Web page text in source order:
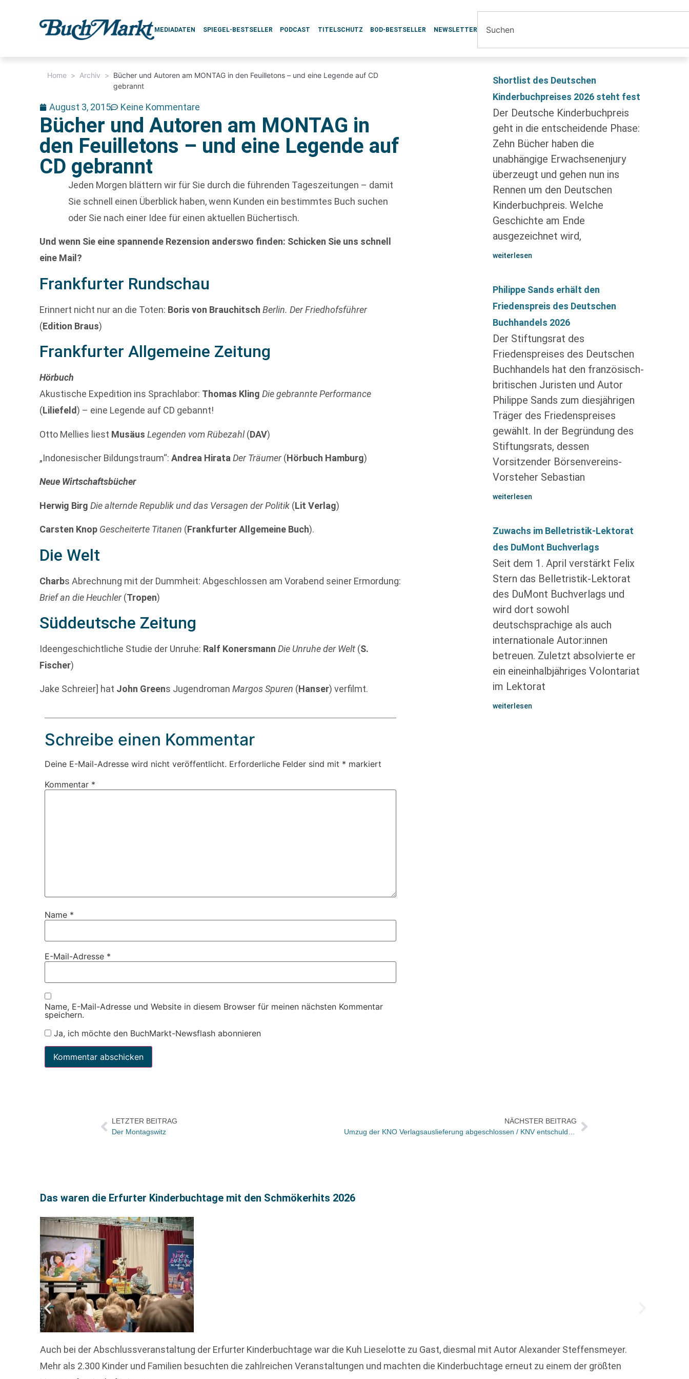
MEDIADATEN SPIEGEL-BESTSELLER PODCAST TITELSCHUTZ BOD-BESTSELLER NEWSLETTER
Home > Archiv > Bücher und Autoren am MONTAG in den Feuilletons – und eine Legende auf CD
gebrannt
August 3, 2015 Keine Kommentare
Bücher und Autoren am MONTAG in
den Feuilletons – und eine Legende auf
CD gebrannt
Jeden Morgen blättern wir für Sie durch die führenden Tageszeitungen – damit
Sie schnell einen Überblick haben, wenn Kunden ein bestimmtes Buch suchen
oder Sie nach einer Idee für einen aktuellen Büchertisch.
Und wenn Sie eine spannende Rezension anderswo finden: Schicken Sie uns schnell
eine Mail?
Frankfurter Rundschau
Erinnert nicht nur an die Toten: Boris von Brauchitsch Berlin. Der Friedhofsführer
(Edition Braus)
Frankfurter Allgemeine Zeitung
Hörbuch
Akustische Expedition ins Sprachlabor: Thomas Kling Die gebrannte Performance
(Liliefeld) – eine Legende auf CD gebannt!
Otto Mellies liest Musäus Legenden vom Rübezahl(DAV)
„Indonesischer Bildungstraum“:Andrea Hirata Der Träumer(Hörbuch Hamburg)
Neue Wirtschaftsbücher
Herwig Birg Die alternde Republik und das Versagen der Politik (Lit Verlag)
Carsten Knop Gescheiterte Titanen (Frankfurter Allgemeine Buch).
Die Welt
Charbs Abrechnung mit der Dummheit: Abgeschlossen am Vorabend seiner Ermordung:
Brief an die Heuchler(Tropen)
Süddeutsche Zeitung
Ideengeschichtliche Studie der Unruhe: Ralf Konersmann Die Unruhe der Welt (S.
Fischer)
Jake Schreier] hat John Greens JugendromanMargos Spuren (Hanser) verfilmt.
Schreibe einen Kommentar
Deine E-Mail-Adresse wird nicht veröffentlicht. Erforderliche Felder sind mit * markiert
Kommentar *
Name *
E-Mail-Adresse *
Name, E-Mail-Adresse und Website in diesem Browser für meinen nächsten Kommentar
speichern.
Ja, ich möchte den BuchMarkt-Newsflash abonnieren
Shortlist des Deutschen
Kinderbuchpreises 2026 steht fest
Der Deutsche Kinderbuchpreis
geht in die entscheidende Phase:
Zehn Bücher haben die
unabhängige Erwachsenenjury
überzeugt und gehen nun ins
Rennen um den Deutschen
Kinderbuchpreis. Welche
Geschichte am Ende
ausgezeichnet wird,
weiterlesen
Philippe Sands erhält den
Friedenspreis des Deutschen
Buchhandels 2026
Der Stiftungsrat des
Friedenspreises des Deutschen
Buchhandels hat den französisch-
britischen Juristen und Autor
Philippe Sands zum diesjährigen
Träger des Friedenspreises
gewählt. In der Begründung des
Stiftungsrats, dessen
Vorsitzender Börsenvereins-
Vorsteher Sebastian
weiterlesen
Zuwachs im Belletristik-Lektorat
des DuMont Buchverlags
Seit dem 1. April verstärkt Felix
Stern das Belletristik-Lektorat
des DuMont Buchverlags und
wird dort sowohl
deutschsprachige als auch
internationale Autor:innen
betreuen. Zuletzt absolvierte er
ein eineinhalbjähriges Volontariat
im Lektorat
weiterlesen
LETZTER BEITRAG
Der Montagswitz
NÄCHSTER BEITRAG
Umzug der KNO Verlagsauslieferung abgeschlossen / KNV entschuldigt sich für „massive Verspätungen“
Das waren die Erfurter Kinderbuchtage mit den Schmökerhits 2026
Auch bei der Abschlussveranstaltung der Erfurter Kinderbuchtage war die Kuh Lieselotte zu Gast, diesmal mit Autor Alexander Steffensmeyer.
Mehr als 2.300 Kinder und Familien besuchten die zahlreichen Veranstaltungen und machten die Kinderbuchtage erneut zu einem der größten